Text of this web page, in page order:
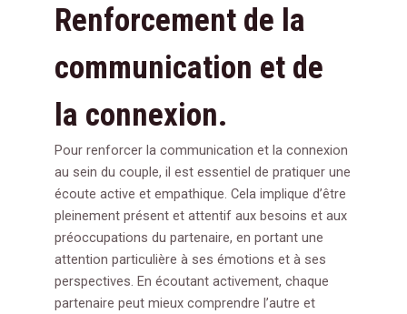
Renforcement de la
communication et de
la connexion.
Pour renforcer la communication et la connexion
au sein du couple, il est essentiel de pratiquer une
écoute active et empathique. Cela implique d’être
pleinement présent et attentif aux besoins et aux
préoccupations du partenaire, en portant une
attention particulière à ses émotions et à ses
perspectives. En écoutant activement, chaque
partenaire peut mieux comprendre l’autre et